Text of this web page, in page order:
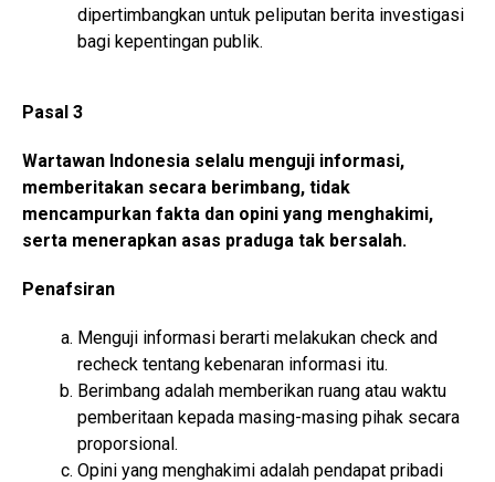
dipertimbangkan untuk peliputan berita investigasi
bagi kepentingan publik.
Pasal 3
Wartawan Indonesia selalu menguji informasi,
memberitakan secara berimbang, tidak
mencampurkan fakta dan opini yang menghakimi,
serta menerapkan asas praduga tak bersalah.
Penafsiran
Menguji informasi berarti melakukan check and
recheck tentang kebenaran informasi itu.
Berimbang adalah memberikan ruang atau waktu
pemberitaan kepada masing-masing pihak secara
proporsional.
Opini yang menghakimi adalah pendapat pribadi